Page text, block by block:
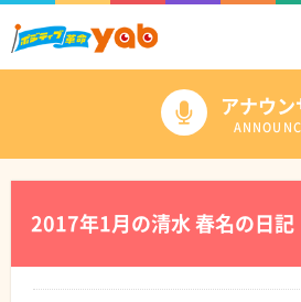
アナウン
2017年1月の清水 春名の日記